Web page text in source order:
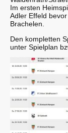
Im ersten
Adler Effeld
Brachelen.
Den kompletten
unter Spielplan